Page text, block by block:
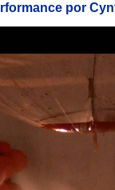
por